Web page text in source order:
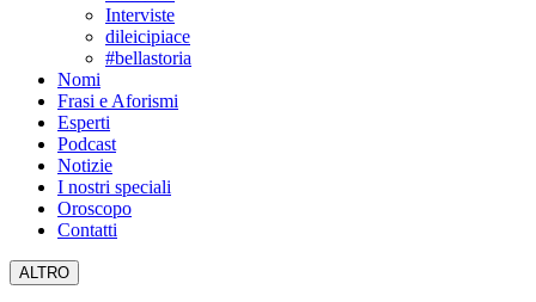
Interviste
dileicipiace
#bellastoria
Nomi
Frasi e Aforismi
Esperti
Podcast
Notizie
I nostri speciali
Oroscopo
Contatti
ALTRO